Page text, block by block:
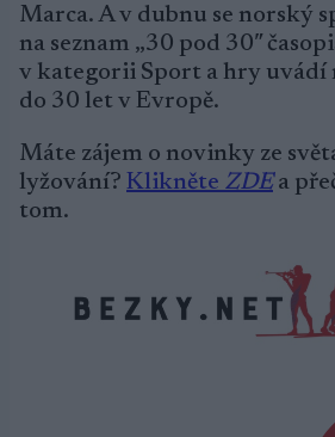
Marca. A v dubnu se norský
na seznam „30 pod 30″
v kategorii Sport a hry
do 30 let v Evropě.
Máte zájem o novinky ze
lyžování? Klikněte ZDEa
tom.